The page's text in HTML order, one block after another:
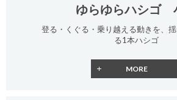
ゆらゆらハシゴ
登る・くぐる・乗り越える動きを、
る1本ハシゴ